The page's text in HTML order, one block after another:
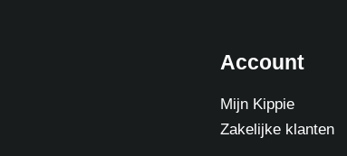
Account
Mijn Kippie
Zakelijke klanten